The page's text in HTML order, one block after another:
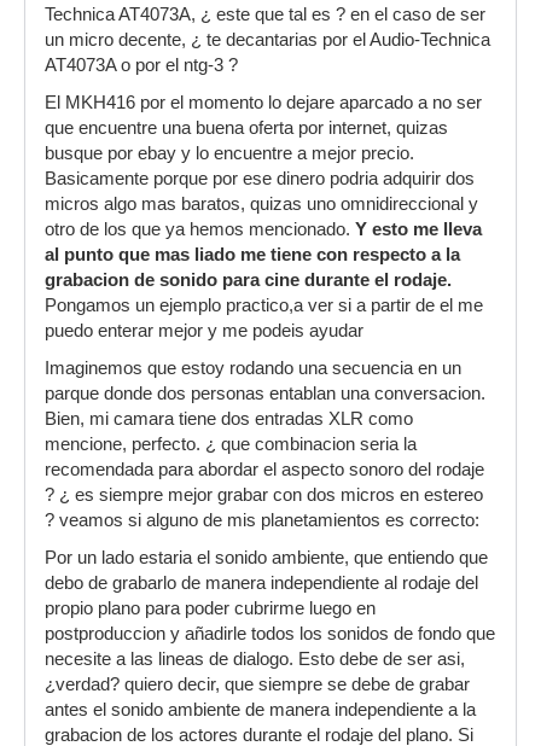
Technica AT4073A, ¿ este que tal es ? en el caso de ser
un micro decente, ¿ te decantarias por el Audio-Technica
AT4073A o por el ntg-3 ?
El MKH416 por el momento lo dejare aparcado a no ser
que encuentre una buena oferta por internet, quizas
busque por ebay y lo encuentre a mejor precio.
Basicamente porque por ese dinero podria adquirir dos
micros algo mas baratos, quizas uno omnidireccional y
otro de los que ya hemos mencionado. Y esto me lleva
al punto que mas liado me tiene con respecto a la
grabacion de sonido para cine durante el rodaje.
Pongamos un ejemplo practico,a ver si a partir de el me
puedo enterar mejor y me podeis ayudar
Imaginemos que estoy rodando una secuencia en un
parque donde dos personas entablan una conversacion.
Bien, mi camara tiene dos entradas XLR como
mencione, perfecto. ¿ que combinacion seria la
recomendada para abordar el aspecto sonoro del rodaje
? ¿ es siempre mejor grabar con dos micros en estereo
? veamos si alguno de mis planetamientos es correcto:
Por un lado estaria el sonido ambiente, que entiendo que
debo de grabarlo de manera independiente al rodaje del
propio plano para poder cubrirme luego en
postproduccion y añadirle todos los sonidos de fondo que
necesite a las lineas de dialogo. Esto debe de ser asi,
¿verdad? quiero decir, que siempre se debe de grabar
antes el sonido ambiente de manera independiente a la
grabacion de los actores durante el rodaje del plano. Si